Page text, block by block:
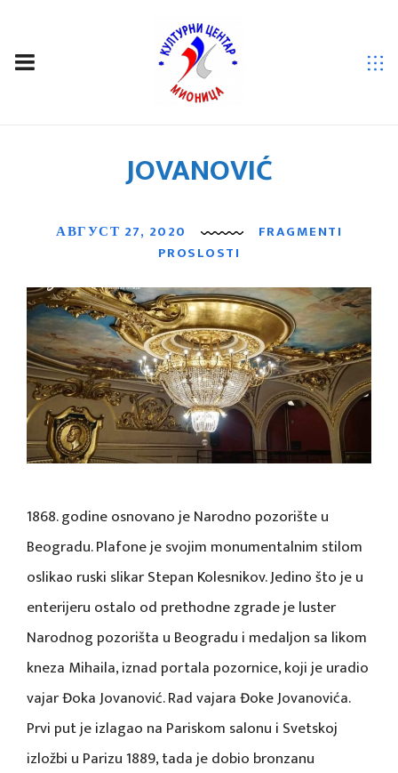
VAJAR ĐOKA
JOVANOVIĆ
АВГУСТ 27, 2020
FRAGMENTI
PROSLOSTI
1868. godine osnovano je Narodno pozorište u
Beogradu. Plafone je svojim monumentalnim stilom
oslikao ruski slikar Stepan Kolesnikov. Jedino što je u
enterijeru ostalo od prethodne zgrade je luster
Narodnog pozorišta u Beogradu i medaljon sa likom
kneza Mihaila, iznad portala pozornice, koji je uradio
vajar Đoka Jovanović. Rad vajara Đoke Jovanovića.
Prvi put je izlagao na Pariskom salonu i Svetskoj
izložbi u Parizu 1889, tada je dobio bronzanu